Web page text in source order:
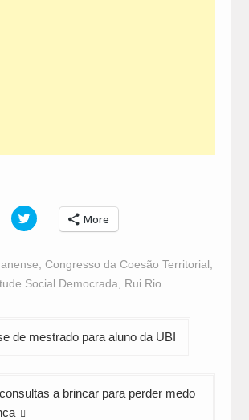
Click
to
Twitter
(Opens
in
new
More
Congresso da Coesão Territorial
Social Democrada Rui Rio
de mestrado para aluno da UBI
a brincar para perder medo